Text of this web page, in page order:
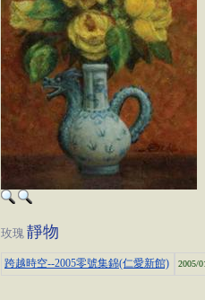
玫瑰 靜物
跨越時空--2005零號集錦(仁愛新館) 2005/